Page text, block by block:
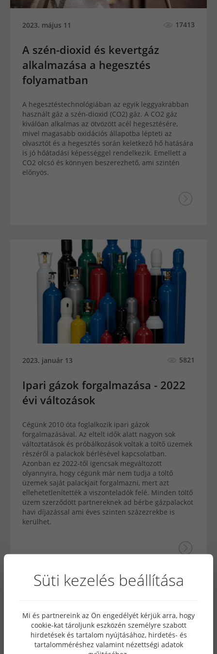
2023. május 11 17413
A szén-dioxid és kevertgáz
alkalmazása a hegesztés
folyamatban
A hegesztéstechnológiában az egyik leggyakrabban
használt gáz a szén-dioxid (CO2) gáz. A CO2 gáz
kiválóan alkalmas az ötvözött acél hegesztésére,
mivel magasabb oxidációs állapotba lépteti az
olvasztót és a hegesztés során keletkező hő hatására
is jó hőátadási képességgel rendelkezik. Emellett a
CO2 olcsó és könnyen beszerezhető, ami szintén
előnyös.
2023. január 13 5821
Ipari gázok forgalmazása - 2022
évi változások
Cégünk 2010 óta foglalkozik ipari gázok
forgalmazásával. Az eltelt idők alatt nagyon sok
változtatások és próbálkozások voltak a töltő üzemek
részéről a palackok bérlésével kapcsolatban.
Azonban ez 2022-től igencsak megváltozott
olyannyira, hogy cégünk már nem tudja a töltő
üzemek saját palackjait forgalmazni, mert azt
ellehetetlenítették a viszonteladók felé. Minden töltő
üzem szerződött partnereknek ad bérbe gázpalackot
havi díjazással ami éves szinten százezrekbe is
kerülhet.
Süti kezelés beállítása
Mi és partnereink az Ön engedélyét kérjük arra, hogy
cookie-kat tároljunk eszközén személyre szabott
hirdetések és tartalom nyújtásához, hirdetés- és
tartalomméréshez valamint nézettségi adatok